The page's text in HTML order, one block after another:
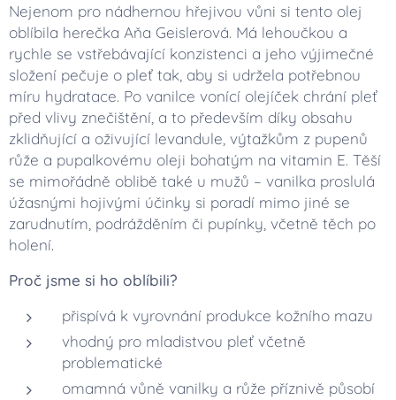
Nejenom pro nádhernou hřejivou vůni si tento olej
oblíbila herečka Aňa Geislerová. Má lehoučkou a
rychle se vstřebávající konzistenci a jeho výjimečné
složení pečuje o pleť tak, aby si udržela potřebnou
míru hydratace. Po vanilce vonící olejíček chrání pleť
před vlivy znečištění, a to především díky obsahu
zklidňující a oživující levandule, výtažkům z pupenů
růže a pupalkovému oleji bohatým na vitamin E. Těší
se mimořádně oblibě také u mužů – vanilka proslulá
úžasnými hojivými účinky si poradí mimo jiné se
zarudnutím, podrážděním či pupínky, včetně těch po
holení.
Proč jsme si ho oblíbili?
přispívá k vyrovnání produkce kožního mazu
vhodný pro mladistvou pleť včetně
problematické
omamná vůně vanilky a růže příznivě působí